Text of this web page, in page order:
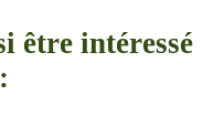
être intéressé